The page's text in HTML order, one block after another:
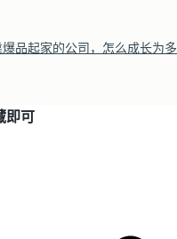
品起家的公司，怎么成长为多
即可